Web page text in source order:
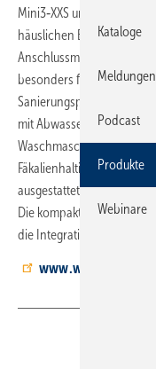
Mini3‑XXS und Mini5‑XS/
häuslichen Bereich
Anschlussmöglichkeiten
besonders für den Einbau
Sanierungsprojekten. Es
mit Abwasser von
Waschmaschine oder
Fäkalienhaltiges
ausgestatteten
Die kompakte Bauweise
die Integration der
www.wilo.de
Kataloge
Meldungen
Podcast
Produkte
Webinare